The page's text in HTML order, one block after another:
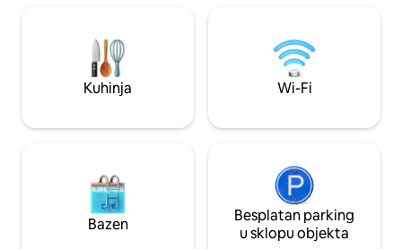
automobilom ili motociklom. ​ U sklopu
objekta nalazi se škola surfanja i ronjenja.
Dostupan je najam motocikala
autobusom do
samo u vrhuncu
Kuhinja Wi-Fi
Bazen
Besplatan parking
u sklopu objekta